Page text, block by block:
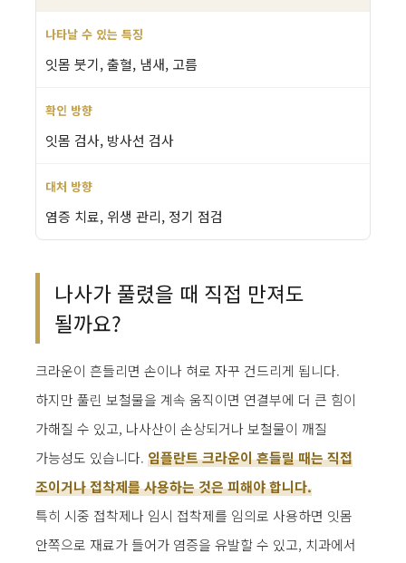
잇몸 붓기, 출혈, 냄새, 고름
잇몸 검사, 방사선 검사
염증 치료, 위생 관리, 정기 점검
나사가 풀렸을 때 직접 만져도
될까요?
크라운이 흔들리면 손이나 혀로 자꾸 건드리게 됩니다.
하지만 풀린 보철물을 계속 움직이면 연결부에 더 큰 힘이
가해질 수 있고, 나사산이 손상되거나 보철물이 깨질
가능성도 있습니다. 임플란트 크라운이 흔들릴 때는 직접
조이거나 접착제를 사용하는 것은 피해야 합니다.
특히 시중 접착제나 임시 접착제를 임의로 사용하면 잇몸
안쪽으로 재료가 들어가 염증을 유발할 수 있고, 치과에서